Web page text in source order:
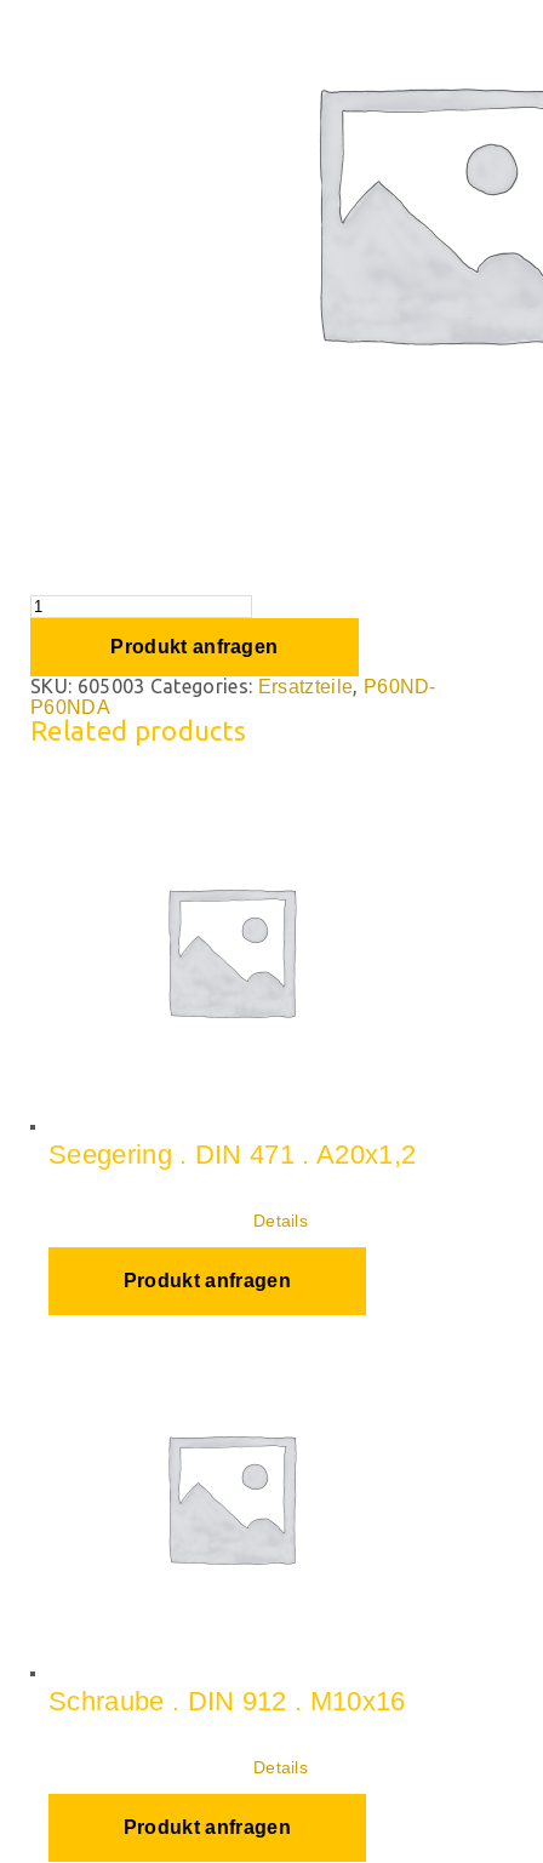
Produkt anfragen
SKU: 605003 Categories: Ersatzteile, P60ND-
P60NDA
Related products
Seegering . DIN 471 . A20x1,2
Details
Produkt anfragen
Schraube . DIN 912 . M10x16
Details
Produkt anfragen